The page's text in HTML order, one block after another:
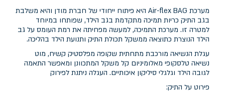
מערכת Air-flex BAG היא פיתוח ייחודי של חברת מודן והיא משלבת
בגב התיק כריות תמיכה מתקדמת בגב הילד, שפותחו במיוחד
למטרה זו. מערכת התמיכה, למעשה מפחיתה את רמת העומס על גב
הילד הנוצרת כתוצאה ממשקל תכולת התיק ותנועת הילד בהליכה.
עגלת הנשיאה מורכבת מתחתית שקופה מפלסטיק קשיח, מוט
נשיאה טלסקופי מאלומיניום קל משקל המתכוונן ומאפשר התאמה
לגובה הילד וגלגלי סיליקון איכותיים. העגלה ניתנת לפירוק
פירוט על התיק: